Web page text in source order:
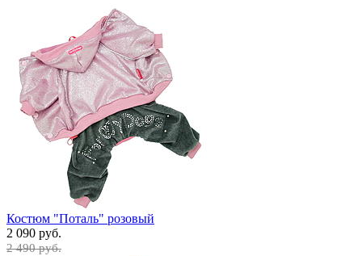
Костюм "Поталь" розовый
2 090 руб.
2 490 руб.